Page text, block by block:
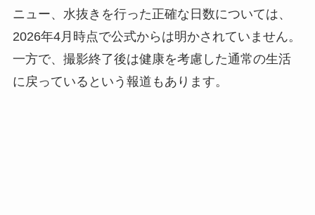
ニュー、水抜きを行った正確な日数については、
2026年4月時点で公式からは明かされていません。
一方で、撮影終了後は健康を考慮した通常の生活
に戻っているという報道もあります。